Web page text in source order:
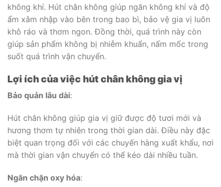
không khí. Hút chân không giúp ngăn không khí và độ
ẩm xâm nhập vào bên trong bao bì, bảo vệ gia vị luôn
khô ráo và thơm ngon. Đồng thời, quá trình này còn
giúp sản phẩm không bị nhiễm khuẩn, nấm mốc trong
suốt quá trình vận chuyển.
Lợi ích của việc hút chân không gia vị
Bảo quản lâu dài:
Hút chân không giúp gia vị giữ được độ tươi mới và
hương thơm tự nhiên trong thời gian dài. Điều này đặc
biệt quan trọng đối với các chuyến hàng xuất khẩu, nơi
mà thời gian vận chuyển có thể kéo dài nhiều tuần.
Ngăn chặn oxy hóa: